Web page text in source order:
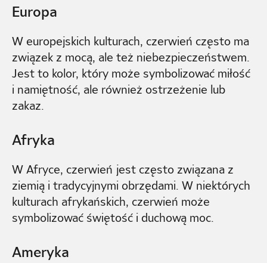
Europa
W europejskich kulturach, czerwień często ma
związek z mocą, ale też niebezpieczeństwem.
Jest to kolor, który może symbolizować miłość
i namiętność, ale również ostrzeżenie lub
zakaz.
Afryka
W Afryce, czerwień jest często związana z
ziemią i tradycyjnymi obrzędami. W niektórych
kulturach afrykańskich, czerwień może
symbolizować świętość i duchową moc.
Ameryka